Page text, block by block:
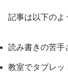
記事は以下のよ
読み書きの苦手
教室でタブレッ